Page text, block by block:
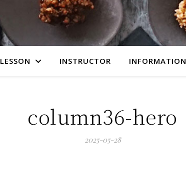
LESSON INSTRUCTOR INFORMATION
column36-hero
2025-05-28